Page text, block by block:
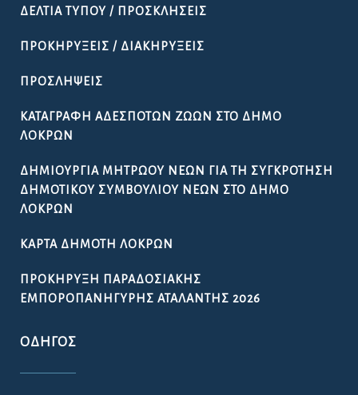
ΔΕΛΤΊΑ ΤΎΠΟΥ / ΠΡΟΣΚΛΉΣΕΙΣ
ΠΡΟΚΗΡΎΞΕΙΣ / ΔΙΑΚΗΡΎΞΕΙΣ
ΠΡΟΣΛΉΨΕΙΣ
ΚΑΤΑΓΡΑΦΉ ΑΔΈΣΠΟΤΩΝ ΖΏΩΝ ΣΤΟ ΔΉΜΟ
ΛΟΚΡΏΝ
ΔΗΜΙΟΥΡΓΊΑ ΜΗΤΡΏΟΥ ΝΈΩΝ ΓΙΑ ΤΗ ΣΥΓΚΡΌΤΗΣΗ
ΔΗΜΟΤΙΚΟΎ ΣΥΜΒΟΥΛΊΟΥ ΝΈΩΝ ΣΤΟ ΔΉΜΟ
ΛΟΚΡΏΝ
ΚΆΡΤΑ ΔΗΜΌΤΗ ΛΟΚΡΏΝ
ΠΡΟΚΉΡΥΞΗ ΠΑΡΑΔΟΣΙΑΚΉΣ
ΕΜΠΟΡΟΠΑΝΉΓΥΡΗΣ ΑΤΑΛΆΝΤΗΣ 2026
ΟΔΗΓΌΣ